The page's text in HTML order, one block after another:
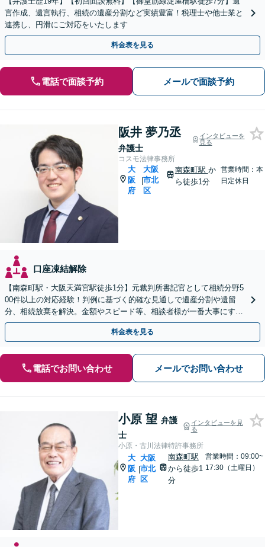
言作成、遺言執行、相続の遺産分割など実績豊富！税理士や他士業と
連携し、円滑にご対応をいたします
料金表を見る
電話で面談予約 メールで面談予約
阪井 夢乃丞
弁護士
インタビューを
見る
コスモ法律事務所
大
阪
府
|
大阪
市北
区
南森町駅 か
ら徒歩1分
営業時間：本
日定休日
口座凍結解除
【南森町駅・大阪天満宮駅徒歩1分】元裁判所書記官として相続分野5
00件以上の対応経験！判例に基づく的確な見通しで遺産分割や遺留
分、相続放棄を解決。金額やスピード等、相談者様が一番大事にする
想いを丁寧に伺い最善の解決策を提案【大阪市内出張可】
料金表を見る
電話でお問い合わせ メールでお問い合わせ
小原 望 弁護
士
インタビューを見
る
小原・古川法律特許事務所
大
阪
府
|
大阪
市北
区
南森町駅
から徒歩1
分
営業時間：09:00~
17:30（土曜日）